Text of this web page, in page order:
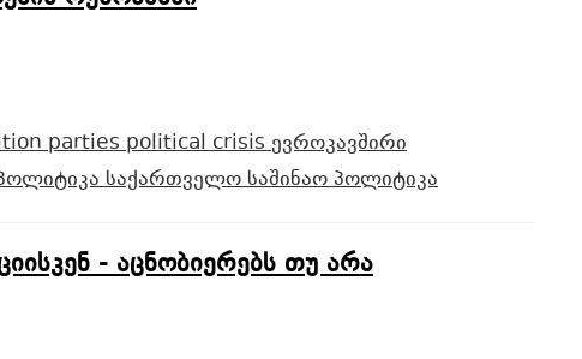
partiespolitical crisisევროკავშირი
საქართველოსაშინაო პოლიტიკა
- აცნობიერებს თუ არა